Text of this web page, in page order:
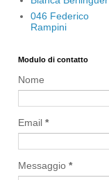
046 Federico
Rampini
Modulo di contatto
Nome
Email *
Messaggio *